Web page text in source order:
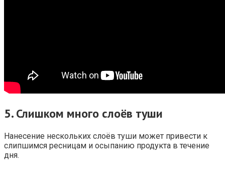
5.Слишком много слоёв туши
Нанесение нескольких слоёв туши может привести к
слипшимся ресницам и осыпанию продукта в течение
дня.